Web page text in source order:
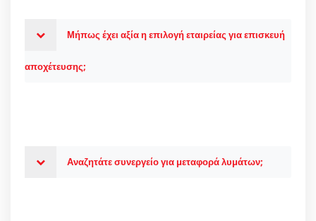
Μήπως έχει αξία η επιλογή εταιρείας για επισκευή
αποχέτευσης;
Αναζητάτε συνεργείο για μεταφορά λυμάτων;